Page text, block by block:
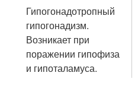
Гипогонадотропный
гипогонадизм.
Возникает при
поражении гипофиза
и гипоталамуса.